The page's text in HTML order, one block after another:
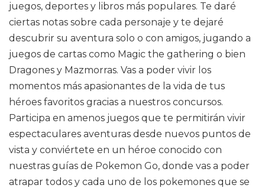
juegos, deportes y libros más populares. Te daré
ciertas notas sobre cada personaje y te dejaré
descubrir su aventura solo o con amigos, jugando a
juegos de cartas como Magic the gathering o bien
Dragones y Mazmorras. Vas a poder vivir los
momentos más apasionantes de la vida de tus
héroes favoritos gracias a nuestros concursos.
Participa en amenos juegos que te permitirán vivir
espectaculares aventuras desde nuevos puntos de
vista y conviértete en un héroe conocido con
nuestras guías de Pokemon Go, donde vas a poder
atrapar todos y cada uno de los pokemones que se